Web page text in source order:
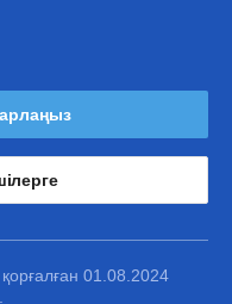
01.08.2024